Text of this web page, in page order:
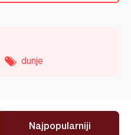
dunje
Najpopularniji